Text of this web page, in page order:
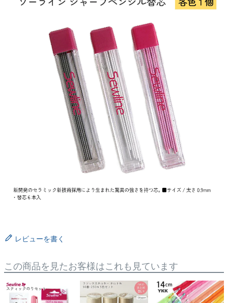
レビューを書く
この商品を見たお客様はこれも見ています